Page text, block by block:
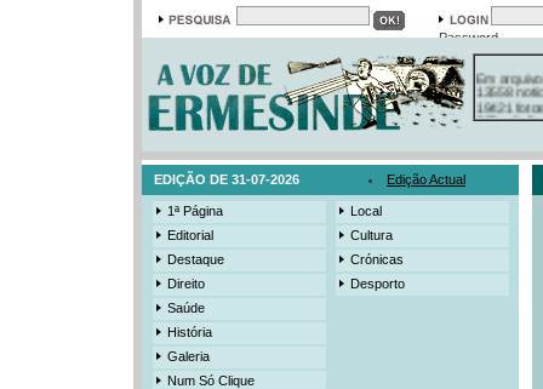
Password
Em arquivo
13558
19421
385
EDIÇÃO DE 31-07-2026 Edição Actual
1ª Página
Editorial
Destaque
Direito
Saúde
História
Galeria
Num Só Clique
Local
Cultura
Crónicas
Desporto